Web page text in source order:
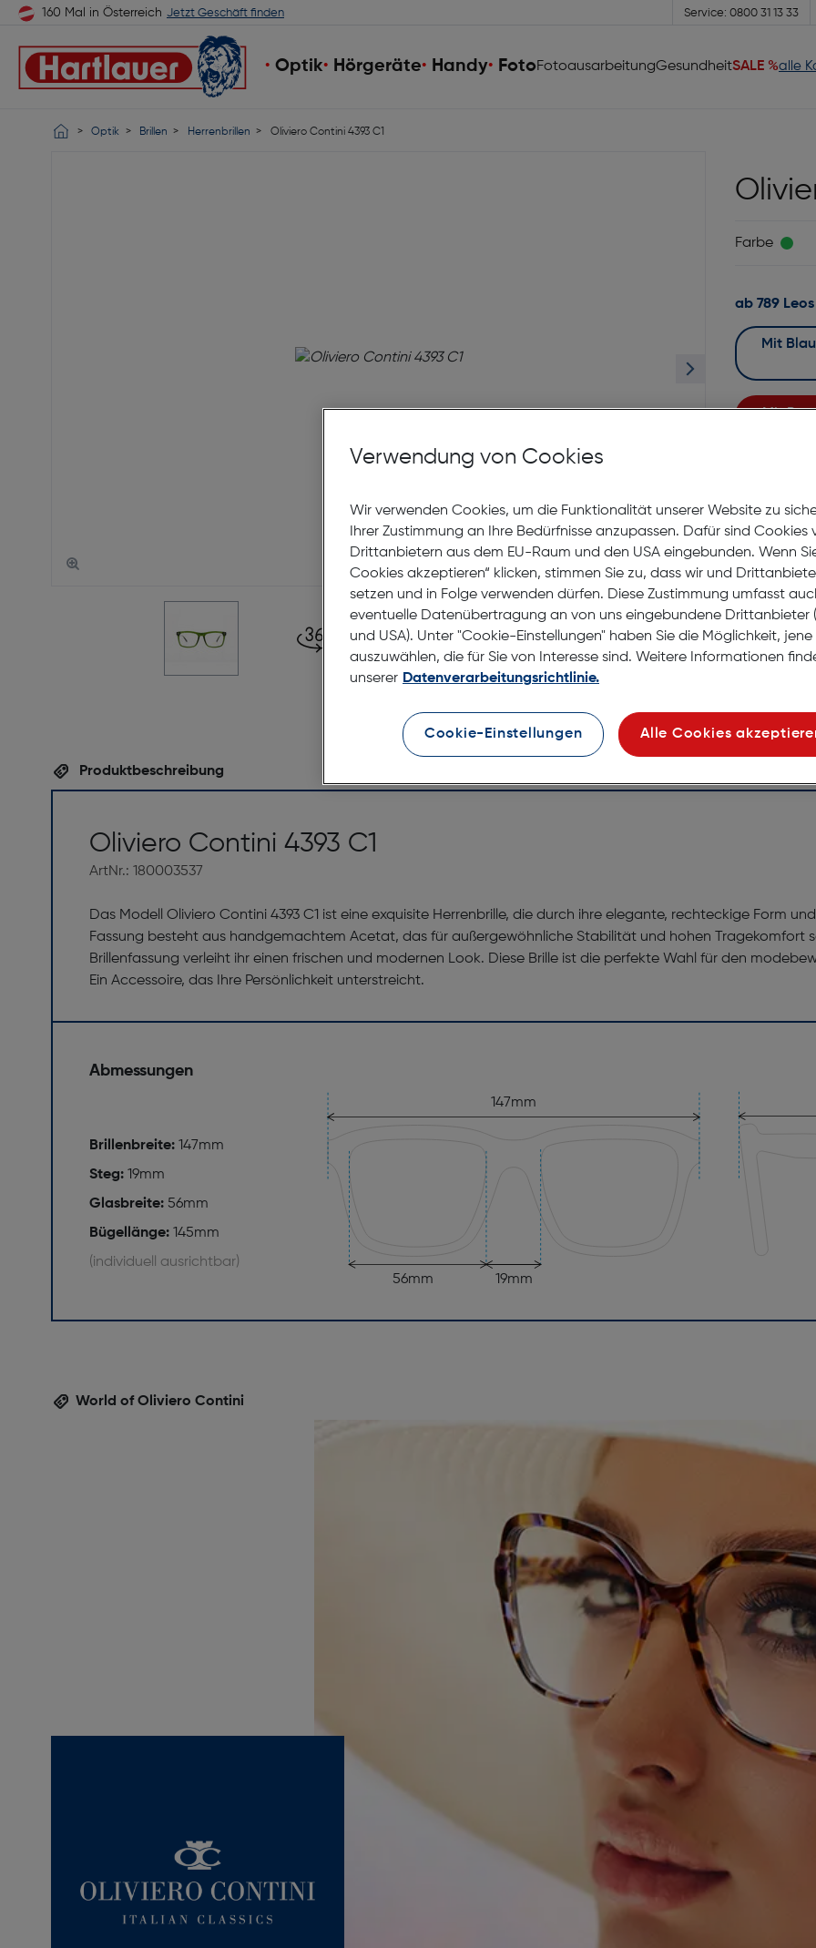
160 Mal in Österreich Jetzt Geschäft finden Service: 0800 31 13 33
Optik Hörgeräte Handy FotoFotoausarbeitungGesundheitSALE %alle
Optik Brillen Herrenbrillen Oliviero Contini 4393 C1
Online
anprobieren
Farbe
ab 789 Leos
Mit Premiumgläsern und Superentspiegelung in Sehstärke
Jetzt
Lagernd
Nach
Produktbeschreibung
Oliviero Contini 4393 C1
ArtNr.: 180003537
Das Modell Oliviero Contini 4393 C1 ist eine exquisite Herrenbrille, die durch ihre elegante, rechteckige Form
Fassung besteht aus handgemachtem Acetat, das für außergewöhnliche Stabilität und hohen Tragekomfort
Brillenfassung verleiht ihr einen frischen und modernen Look. Diese Brille ist die perfekte Wahl für den
Ein Accessoire, das Ihre Persönlichkeit unterstreicht.
Abmessungen
Brillenbreite: 147mm
Steg: 19mm
Glasbreite: 56mm
Bügellänge: 145mm
(individuell ausrichtbar)
147mm
19mm
56mm
World of Oliviero Contini
Verwendung von Cookies
Wir verwenden Cookies, um die Funktionalität unserer Website zu
Ihrer Zustimmung an Ihre Bedürfnisse anzupassen. Dafür sind Cookies
Drittanbietern aus dem EU-Raum und den USA eingebunden. Wenn
Cookies akzeptieren“ klicken, stimmen Sie zu, dass wir und
setzen und in Folge verwenden dürfen. Diese Zustimmung umfasst
eventuelle Datenübertragung an von uns eingebundene Drittanbieter
und USA). Unter "Cookie-Einstellungen" haben Sie die Möglichkeit,
auszuwählen, die für Sie von Interesse sind. Weitere Informationen
unserer Datenverarbeitungsrichtlinie.
Cookie-Einstellungen Alle Cookies